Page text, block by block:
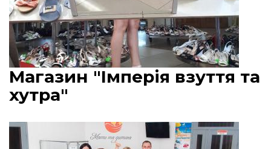
Магазин "Імперія взуття та
хутра"